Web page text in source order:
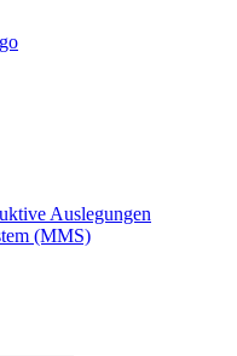
Auslegungen
(MMS)